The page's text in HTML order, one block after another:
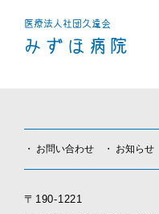
医療法人社団久遠会
みずほ病院
お問い合わせ お知らせ
〒190-1221